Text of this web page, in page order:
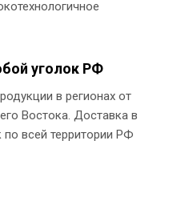
уголок РФ
в регионах от
Востока. Доставка в
всей территории РФ